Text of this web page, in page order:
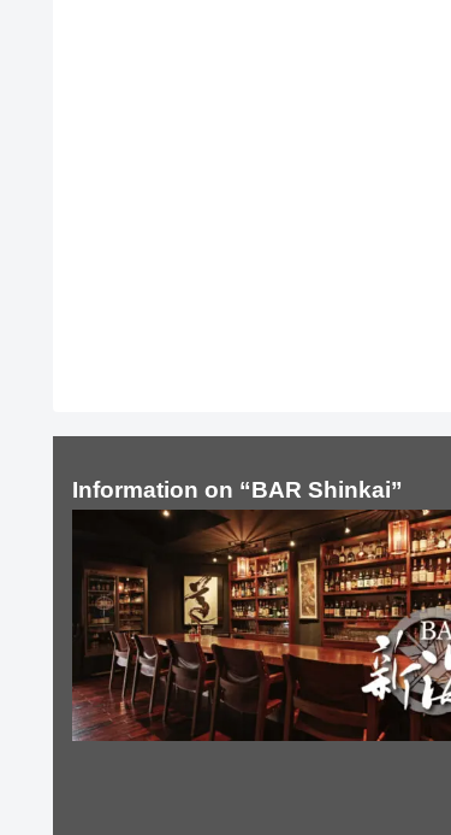
Information on “BAR Shinkai”